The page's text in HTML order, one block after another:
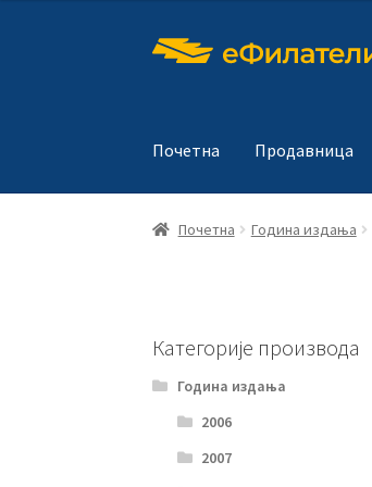
Прескочи
Скочи
Почетна Продавница
Почетна Година издања
Категорије производа
Година издања
2006
2007